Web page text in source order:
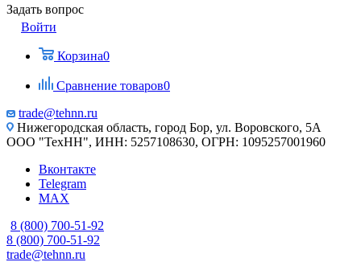
Задать вопрос
Войти
Корзина0
Сравнение товаров0
trade@tehnn.ru
Нижегородская область, город Бор, ул. Воровского, 5А
ООО "ТехНН", ИНН: 5257108630, ОГРН: 1095257001960
Вконтакте
Telegram
MAX
8 (800) 700-51-92
8 (800) 700-51-92
trade@tehnn.ru